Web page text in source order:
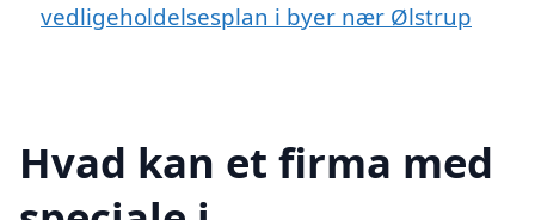
vedligeholdelsesplan i byer nær Ølstrup
Hvad kan et firma med